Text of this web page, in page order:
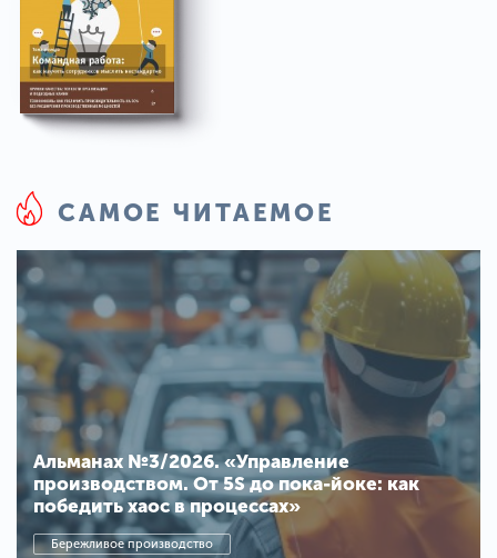
САМОЕ ЧИТАЕМОЕ
Альманах №3/2026. «Управление
производством. От 5S до пока-йоке: как
победить хаос в процессах»
Бережливое производство